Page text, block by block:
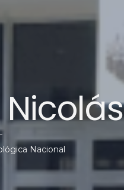
Nicolás
Nacional